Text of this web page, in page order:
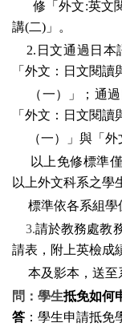
修「外文:英文
講(二)」。
2. 日文通過日本
「外文：日文閱讀
（一）」；通
「外文：日文閱讀
（一）」與「
以上免修標準
以上外文科系之學
標準依各系組學
3.請於教務處教
請表，附上英檢成
本及影本，送至
問：學生抵免如何
答 ：學生申請抵免